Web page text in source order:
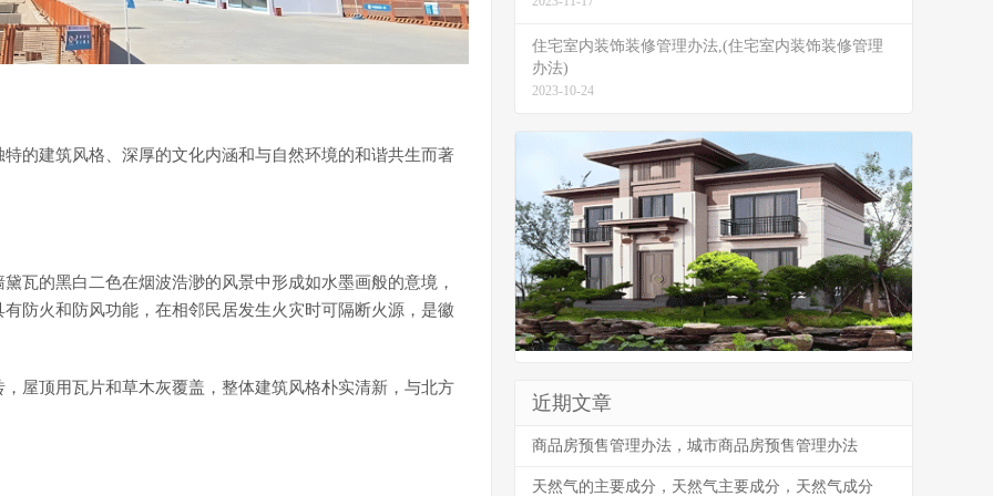
的建筑风格、深厚的文化内涵和与自然环境的和谐共生而著
瓦的黑白二色在烟波浩渺的风景中形成如水墨画般的意境，
防火和防风功能，在相邻民居发生火灾时可隔断火源，是徽
屋顶用瓦片和草木灰覆盖，整体建筑风格朴实清新，与北方
住宅室内装饰装修管理办法,(住宅室内装饰装修管理
办法)
2023-10-24
近期文章
商品房预售管理办法，城市商品房预售管理办法
天然气的主要成分，天然气主要成分，天然气成分